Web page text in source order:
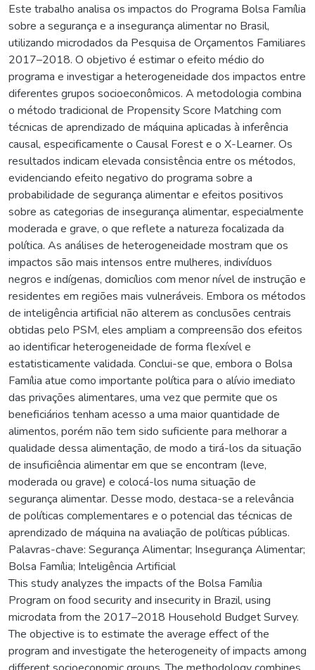
Este trabalho analisa os impactos do Programa Bolsa Família
sobre a segurança e a insegurança alimentar no Brasil,
utilizando microdados da Pesquisa de Orçamentos Familiares
2017–2018. O objetivo é estimar o efeito médio do
programa e investigar a heterogeneidade dos impactos entre
diferentes grupos socioeconômicos. A metodologia combina
o método tradicional de Propensity Score Matching com
técnicas de aprendizado de máquina aplicadas à inferência
causal, especificamente o Causal Forest e o X-Learner. Os
resultados indicam elevada consistência entre os métodos,
evidenciando efeito negativo do programa sobre a
probabilidade de segurança alimentar e efeitos positivos
sobre as categorias de insegurança alimentar, especialmente
moderada e grave, o que reflete a natureza focalizada da
política. As análises de heterogeneidade mostram que os
impactos são mais intensos entre mulheres, indivíduos
negros e indígenas, domicílios com menor nível de instrução e
residentes em regiões mais vulneráveis. Embora os métodos
de inteligência artificial não alterem as conclusões centrais
obtidas pelo PSM, eles ampliam a compreensão dos efeitos
ao identificar heterogeneidade de forma flexível e
estatisticamente validada. Conclui-se que, embora o Bolsa
Família atue como importante política para o alívio imediato
das privações alimentares, uma vez que permite que os
beneficiários tenham acesso a uma maior quantidade de
alimentos, porém não tem sido suficiente para melhorar a
qualidade dessa alimentação, de modo a tirá-los da situação
de insuficiência alimentar em que se encontram (leve,
moderada ou grave) e colocá-los numa situação de
segurança alimentar. Desse modo, destaca-se a relevância
de políticas complementares e o potencial das técnicas de
aprendizado de máquina na avaliação de políticas públicas.
Palavras-chave: Segurança Alimentar; Insegurança Alimentar;
Bolsa Família; Inteligência Artificial
This study analyzes the impacts of the Bolsa Família
Program on food security and insecurity in Brazil, using
microdata from the 2017–2018 Household Budget Survey.
The objective is to estimate the average effect of the
program and investigate the heterogeneity of impacts among